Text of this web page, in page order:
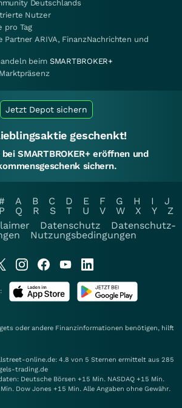
Deutschlands
Nutzer
pro Tag
Partner ARIVA, FinanzNachrichten und
beim SMARTBROKER+
Jetzt Depot sichern
geschenkt!
SMARTBROKER+ eröffnen und
sichern.
A B C D E F G H I
J
P Q R S T U V W X Y
Z
Datenschutz
Datenschutz-
Nutzungsbedingungen
oder andere Finanzinformationen benötigen, hilft
online.de: 4.8 von 5 Sternen ermittelt aus 285
trading.de
Deutsche Börsen +15 Min. NASDAQ +15 Min.
Min. Dow Jones +15 Min. Alle Angaben ohne Gewähr.